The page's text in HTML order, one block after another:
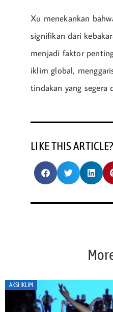
Xu menekankan
signifikan dari
menjadi faktor
iklim global,
tindakan yang segera
LIKE THIS
AKSI IKLIM